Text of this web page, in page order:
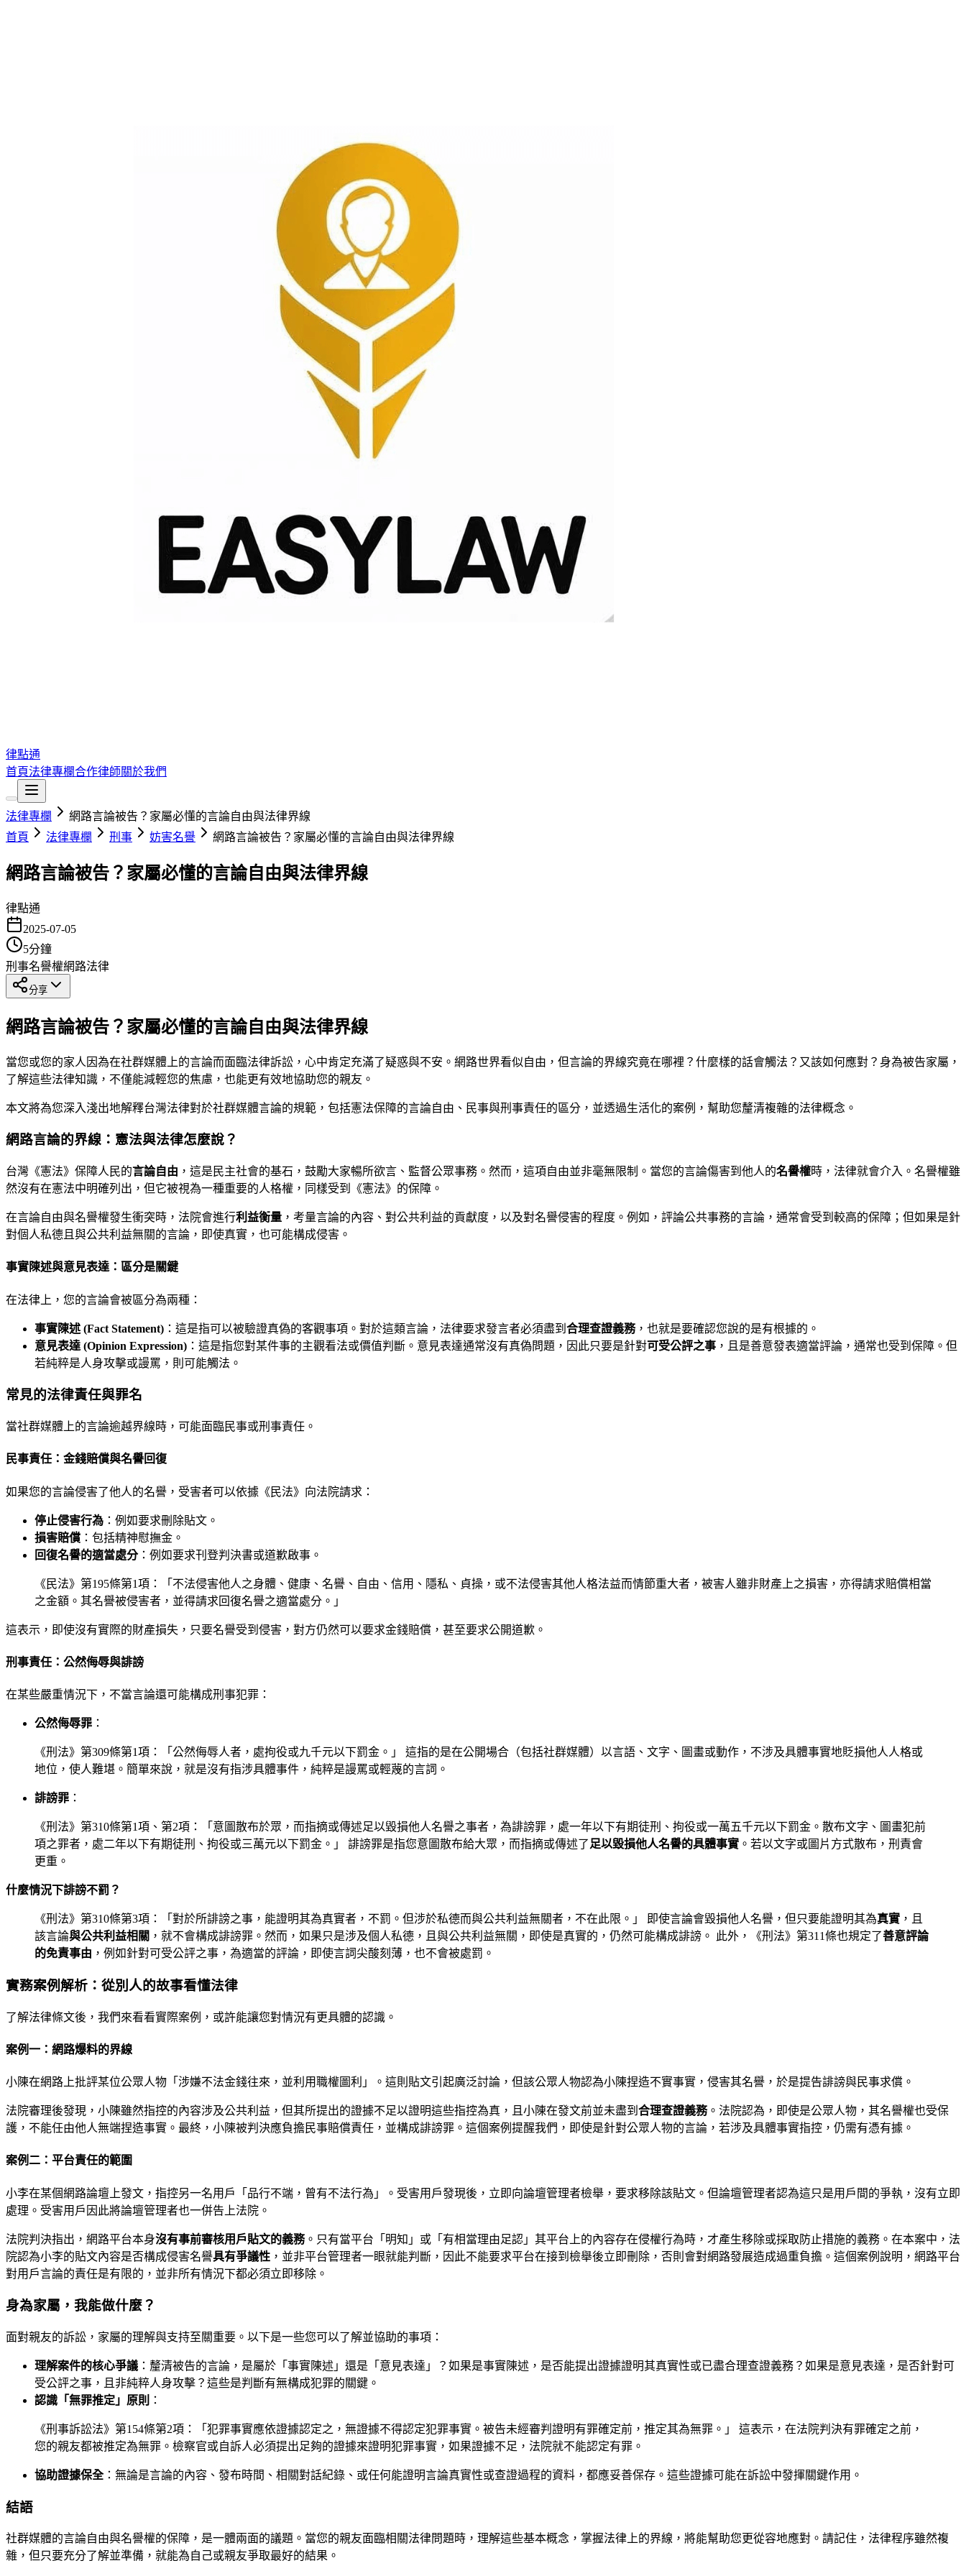
律點通
首頁法律專欄合作律師關於我們
法律專欄
網路言論被告？家屬必懂的言論自由與法律界線
首頁
法律專欄 刑事 妨害名譽 網路言論被告？家屬必懂的言論自由與法律界線
網路言論被告？家屬必懂的言論自由與法律界線
律點通
2025-07-05
5分鐘
刑事名譽權網路法律
分享
網路言論被告？家屬必懂的言論自由與法律界線
當您或您的家人因為在社群媒體上的言論而面臨法律訴訟，心中肯定充滿了疑惑與不安。網路世界看似自由，但言論的界線究竟在哪裡？什麼樣的話會觸法？又該如何應對？身為被告家屬，
了解這些法律知識，不僅能減輕您的焦慮，也能更有效地協助您的親友。
本文將為您深入淺出地解釋台灣法律對於社群媒體言論的規範，包括憲法保障的言論自由、民事與刑事責任的區分，並透過生活化的案例，幫助您釐清複雜的法律概念。
網路言論的界線：憲法與法律怎麼說？
台灣《憲法》保障人民的言論自由 ，這是民主社會的基石，鼓勵大家暢所欲言、監督公眾事務。然而，這項自由並非毫無限制。當您的言論傷害到他人的名譽權時，法律就會介入。名譽權雖
然沒有在憲法中明確列出，但它被視為一種重要的人格權，同樣受到《憲法》的保障。
在言論自由與名譽權發生衝突時，法院會進行利益衡量 ，考量言論的內容、對公共利益的貢獻度，以及對名譽侵害的程度。例如，評論公共事務的言論，通常會受到較高的保障；但如果是針
對個人私德且與公共利益無關的言論，即使真實，也可能構成侵害。
事實陳述與意見表達：區分是關鍵
在法律上，您的言論會被區分為兩種：
事實陳述 (Fact Statement) ：這是指可以被驗證真偽的客觀事項。對於這類言論，法律要求發言者必須盡到 合理查證義務，也就是要確認您說的是有根據的。
意見表達 (Opinion Expression) ：這是指您對某件事的主觀看法或價值判斷。意見表達通常沒有真偽問題，因此只要是針對可受公評之事 ，且是善意發表適當評論，通常也受到保障。但
若純粹是人身攻擊或謾罵，則可能觸法。
常見的法律責任與罪名
當社群媒體上的言論逾越界線時，可能面臨民事或刑事責任。
民事責任：金錢賠償與名譽回復
如果您的言論侵害了他人的名譽，受害者可以依據《民法》向法院請求：
停止侵害行為 ：例如要求刪除貼文。
損害賠償 ：包括精神慰撫金。
回復名譽的適當處分：例如要求刊登判決書或道歉啟事。
《民法》第195條第1項：「不法侵害他人之身體、健康、名譽、自由、信用、隱私、貞操，或不法侵害其他人格法益而情節重大者，被害人雖非財產上之損害，亦得請求賠償相當
之金額。其名譽被侵害者，並得請求回復名譽之適當處分。」
這表示，即使沒有實際的財產損失，只要名譽受到侵害，對方仍然可以要求金錢賠償，甚至要求公開道歉。
刑事責任：公然侮辱與誹謗
在某些嚴重情況下，不當言論還可能構成刑事犯罪：
公然侮辱罪 ：
《刑法》第309條第1項：「公然侮辱人者，處拘役或九千元以下罰金。」 這指的是在公開場合（包括社群媒體）以言語、文字、圖畫或動作，不涉及具體事實地貶損他人人格或
地位，使人難堪。簡單來說，就是沒有指涉具體事件，純粹是謾罵或輕蔑的言詞。
誹謗罪 ：
《刑法》第310條第1項、第2項：「意圖散布於眾，而指摘或傳述足以毀損他人名譽之事者，為誹謗罪，處一年以下有期徒刑、拘役或一萬五千元以下罰金。散布文字、圖畫犯前
項之罪者，處二年以下有期徒刑、拘役或三萬元以下罰金。」 誹謗罪是指您意圖散布給大眾，而指摘或傳述了 足以毀損他人名譽的具體事實 。若以文字或圖片方式散布，刑責會
更重。
什麼情況下誹謗不罰？
《刑法》第310條第3項：「對於所誹謗之事，能證明其為真實者，不罰。但涉於私德而與公共利益無關者，不在此限。」 即使言論會毀損他人名譽，但只要能證明其為真實 ，且
該言論與公共利益相關 ，就不會構成誹謗罪。然而，如果只是涉及個人私德，且與公共利益無關，即使是真實的，仍然可能構成誹謗。 此外，《刑法》第311條也規定了善意評論
的免責事由 ，例如針對可受公評之事，為適當的評論，即使言詞尖酸刻薄，也不會被處罰。
實務案例解析：從別人的故事看懂法律
了解法律條文後，我們來看看實際案例，或許能讓您對情況有更具體的認識。
案例一：網路爆料的界線
小陳在網路上批評某位公眾人物「涉嫌不法金錢往來，並利用職權圖利」。這則貼文引起廣泛討論，但該公眾人物認為小陳捏造不實事實，侵害其名譽，於是提告誹謗與民事求償。
法院審理後發現，小陳雖然指控的內容涉及公共利益，但其所提出的證據不足以證明這些指控為真，且小陳在發文前並未盡到 合理查證義務。法院認為，即使是公眾人物，其名譽權也受保
護，不能任由他人無端捏造事實。最終，小陳被判決應負擔民事賠償責任，並構成誹謗罪。這個案例提醒我們，即使是針對公眾人物的言論，若涉及具體事實指控，仍需有憑有據。
案例二：平台責任的範圍
小李在某個網路論壇上發文，指控另一名用戶「品行不端，曾有不法行為」。受害用戶發現後，立即向論壇管理者檢舉，要求移除該貼文。但論壇管理者認為這只是用戶間的爭執，沒有立即
處理。受害用戶因此將論壇管理者也一併告上法院。
法院判決指出，網路平台本身沒有事前審核用戶貼文的義務。只有當平台「明知」或「有相當理由足認」其平台上的內容存在侵權行為時，才產生移除或採取防止措施的義務。在本案中，法
院認為小李的貼文內容是否構成侵害名譽具有爭議性 ，並非平台管理者一眼就能判斷，因此不能要求平台在接到檢舉後立即刪除，否則會對網路發展造成過重負擔。這個案例說明，網路平台
對用戶言論的責任是有限的，並非所有情況下都必須立即移除。
身為家屬，我能做什麼？
面對親友的訴訟，家屬的理解與支持至關重要。以下是一些您可以了解並協助的事項：
理解案件的核心爭議 ：釐清被告的言論，是屬於「事實陳述」還是「意見表達」？如果是事實陳述，是否能提出證據證明其真實性或已盡合理查證義務？如果是意見表達，是否針對可
受公評之事，且非純粹人身攻擊？這些是判斷有無構成犯罪的關鍵。
認識「無罪推定」原則 ：
《刑事訴訟法》第154條第2項：「犯罪事實應依證據認定之，無證據不得認定犯罪事實。被告未經審判證明有罪確定前，推定其為無罪。」 這表示，在法院判決有罪確定之前，
您的親友都被推定為無罪。檢察官或自訴人必須提出足夠的證據來證明犯罪事實，如果證據不足，法院就不能認定有罪。
協助證據保全：無論是言論的內容、發布時間、相關對話紀錄、或任何能證明言論真實性或查證過程的資料，都應妥善保存。這些證據可能在訴訟中發揮關鍵作用。
結語
社群媒體的言論自由與名譽權的保障，是一體兩面的議題。當您的親友面臨相關法律問題時，理解這些基本概念，掌握法律上的界線，將能幫助您更從容地應對。請記住，法律程序雖然複
雜，但只要充分了解並準備，就能為自己或親友爭取最好的結果。